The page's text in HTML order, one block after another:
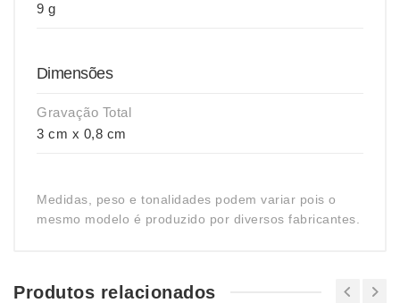
9 g
Dimensões
Gravação Total
3 cm x 0,8 cm
Medidas, peso e tonalidades podem variar pois o
mesmo modelo é produzido por diversos fabricantes.
Produtos relacionados